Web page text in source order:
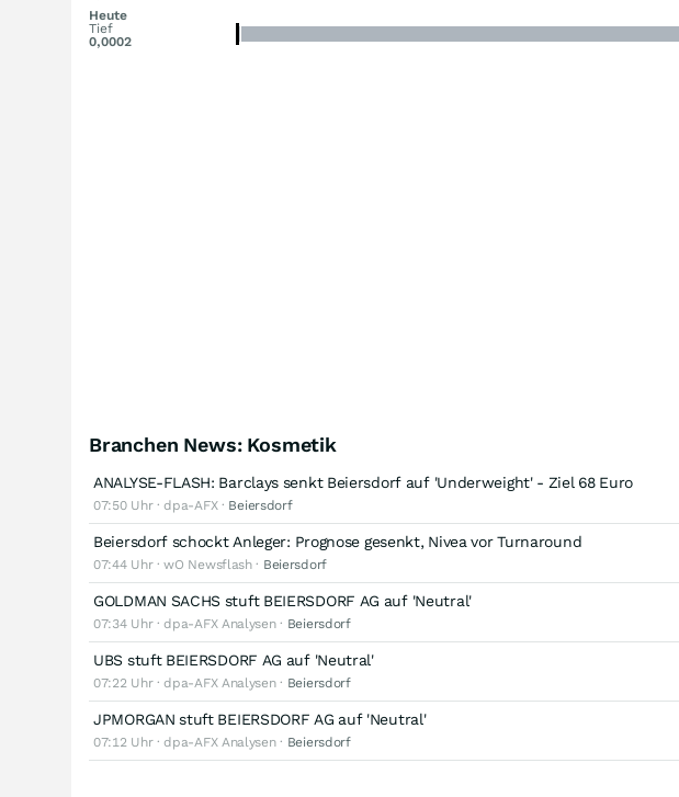
Heute
Tief
0,0002
Branchen News: Kosmetik
ANALYSE-FLASH: Barclays senkt Beiersdorf auf 'Underweight' - Ziel 68 Euro
07:50 Uhr · dpa-AFX · Beiersdorf
Beiersdorf schockt Anleger: Prognose gesenkt, Nivea vor Turnaround
07:44 Uhr · wO Newsflash · Beiersdorf
GOLDMAN SACHS stuft BEIERSDORF AG auf 'Neutral'
07:34 Uhr · dpa-AFX Analysen · Beiersdorf
UBS stuft BEIERSDORF AG auf 'Neutral'
07:22 Uhr · dpa-AFX Analysen · Beiersdorf
JPMORGAN stuft BEIERSDORF AG auf 'Neutral'
07:12 Uhr · dpa-AFX Analysen · Beiersdorf